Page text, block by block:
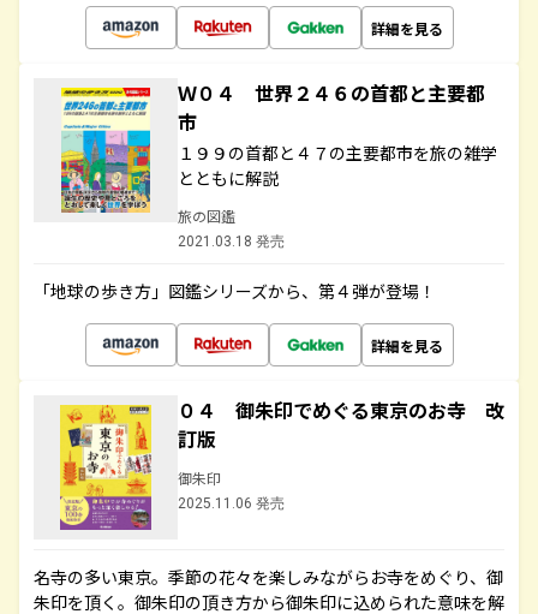
詳細を見る
Ｗ０４ 世界２４６の首都と主要都
市
１９９の首都と４７の主要都市を旅の雑学
とともに解説
旅の図鑑
2021.03.18 発売
「地球の歩き方」図鑑シリーズから、第４弾が登場！
詳細を見る
０４ 御朱印でめぐる東京のお寺 改
訂版
御朱印
2025.11.06 発売
名寺の多い東京。季節の花々を楽しみながらお寺をめぐり、御
朱印を頂く。御朱印の頂き方から御朱印に込められた意味を解